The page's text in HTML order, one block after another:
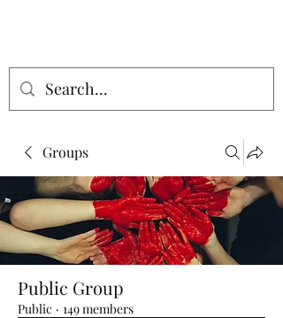
Groups
Public Group
Public · 149 members